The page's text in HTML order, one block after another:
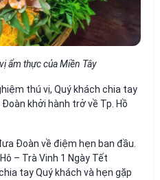
ẩm thực của Miền Tây
thú vị, Quý khách chia tay
khởi hành trở về Tp. Hồ
Đoàn về điệm hẹn ban đầu.
– Trà Vinh 1 Ngày Tết
tay Quý khách và hẹn gặp